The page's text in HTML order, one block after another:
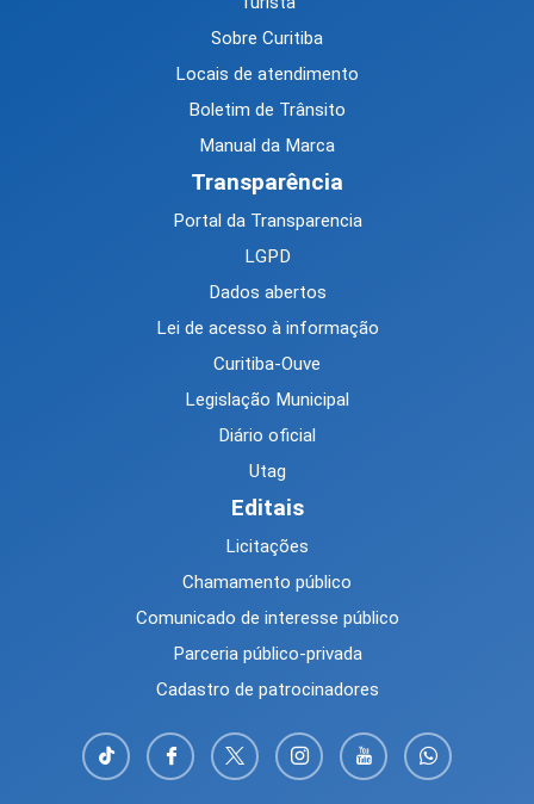
Sobre Curitiba
Locais de atendimento
Boletim de Trânsito
Manual da Marca
Transparência
Portal da Transparencia
LGPD
Dados abertos
Lei de acesso à informação
Curitiba-Ouve
Legislação Municipal
Diário oficial
Utag
Editais
Licitações
Chamamento público
Comunicado de interesse público
Parceria público-privada
Cadastro de patrocinadores